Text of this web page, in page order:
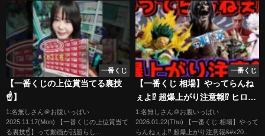
一番くじ
【一番くじの上位賞当てる裏技
☝️】
1:名無しさん＠お腹いっぱい
2025.11.17(Mon) 【一番くじの上位賞当て
る裏技☝️】って動画が話題らし...
一番くじ
【一番くじ 相場】やってらんね
ぇよ⁉︎ 超爆上がり注意報⁉︎ ヒロア
カ ワンピース ハンター×ハンタ
ー 進撃の巨人
1:名無しさん＠お腹いっぱい
2026.01.22(Thu) 【一番くじ 相場】やって
らんねぇよ⁉︎ 超爆上がり注意報&#x20...